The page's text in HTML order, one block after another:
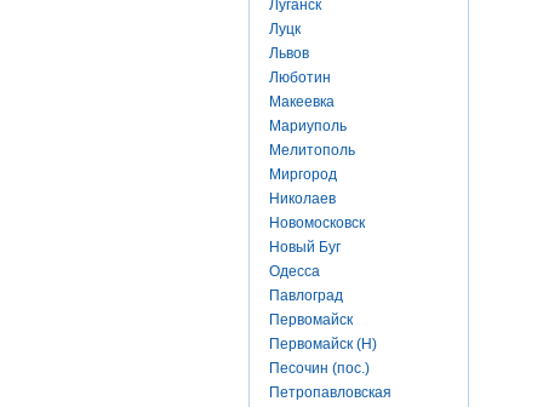
Луганск
Луцк
Львов
Люботин
Макеевка
Мариуполь
Мелитополь
Миргород
Николаев
Новомосковск
Новый Буг
Одесса
Павлоград
Первомайск
Первомайск (Н)
Песочин (пос.)
Петропавловская